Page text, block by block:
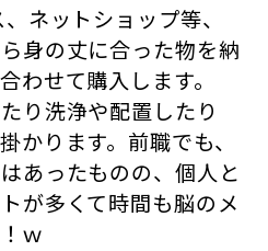
ネットショップ等、
身の丈に合った物を納
わせて購入します。
り洗浄や配置したり
かります。前職でも、
あったものの、個人と
が多くて時間も脳のメ
ｗ